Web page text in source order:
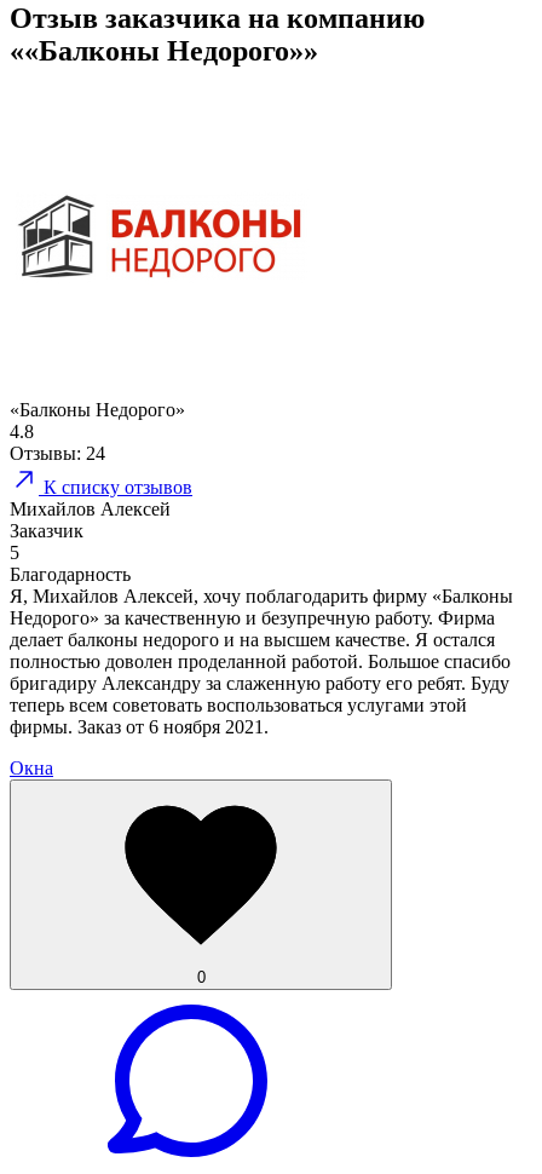
Отзыв заказчика на компанию
««Балконы Недорого»»
«Балконы Недорого»
4.8
Отзывы: 24
К списку отзывов
Михайлов Алексей
Заказчик
5
Благодарность
Я, Михайлов Алексей, хочу поблагодарить фирму «Балконы
Недорого» за качественную и безупречную работу. Фирма
делает балконы недорого и на высшем качестве. Я остался
полностью доволен проделанной работой. Большое спасибо
бригадиру Александру за слаженную работу его ребят. Буду
теперь всем советовать воспользоваться услугами этой
фирмы. Заказ от 6 ноября 2021.
Окна
0